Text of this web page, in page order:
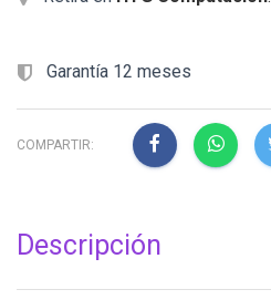
Garantía 12 meses
COMPARTIR:
Descripción